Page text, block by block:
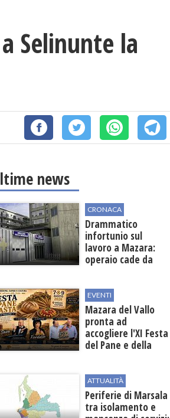
Selinunte la
news
CRONACA
Drammatico
infortunio sul
lavoro a Mazara:
operaio cade da
EVENTI
Mazara del Vallo
pronta ad
accogliere l'XI Festa
del Pane e della
ATTUALITÀ
Periferie di Marsala
tra isolamento e